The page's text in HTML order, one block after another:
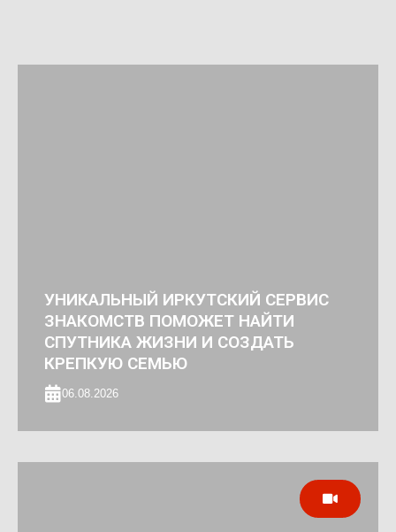
УНИКАЛЬНЫЙ ИРКУТСКИЙ СЕРВИС
ЗНАКОМСТВ ПОМОЖЕТ НАЙТИ
СПУТНИКА ЖИЗНИ И СОЗДАТЬ
КРЕПКУЮ СЕМЬЮ
06.08.2026